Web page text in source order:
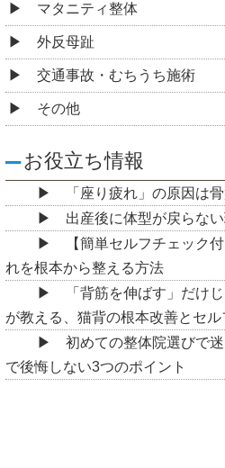
マタニティ整体
外反母趾
交通事故・むちうち施術
その他
お役立ち情報
「座り疲れ」の原因は
出産後に体型が戻らな
【簡単セルフチェック
れを根本から整える方法
「背筋を伸ばす」だけ
が教える、猫背の根本改善とセル
初めての整体院選びで
で後悔しない3つのポイント